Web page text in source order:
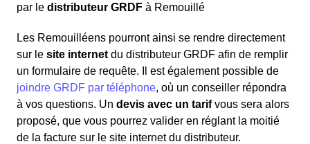
par le distributeur GRDF à Remouillé
Les Remouilléens pourront ainsi se rendre directement
sur le site internet du distributeur GRDF afin de remplir
un formulaire de requête. Il est également possible de
joindre GRDF par téléphone, où un conseiller répondra
à vos questions. Un devis avec un tarifvous sera alors
proposé, que vous pourrez valider en réglant la moitié
de la facture sur le site internet du distributeur.